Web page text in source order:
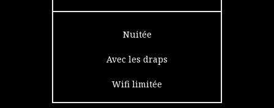
Nuitée
Avec les draps
Wifi limitée